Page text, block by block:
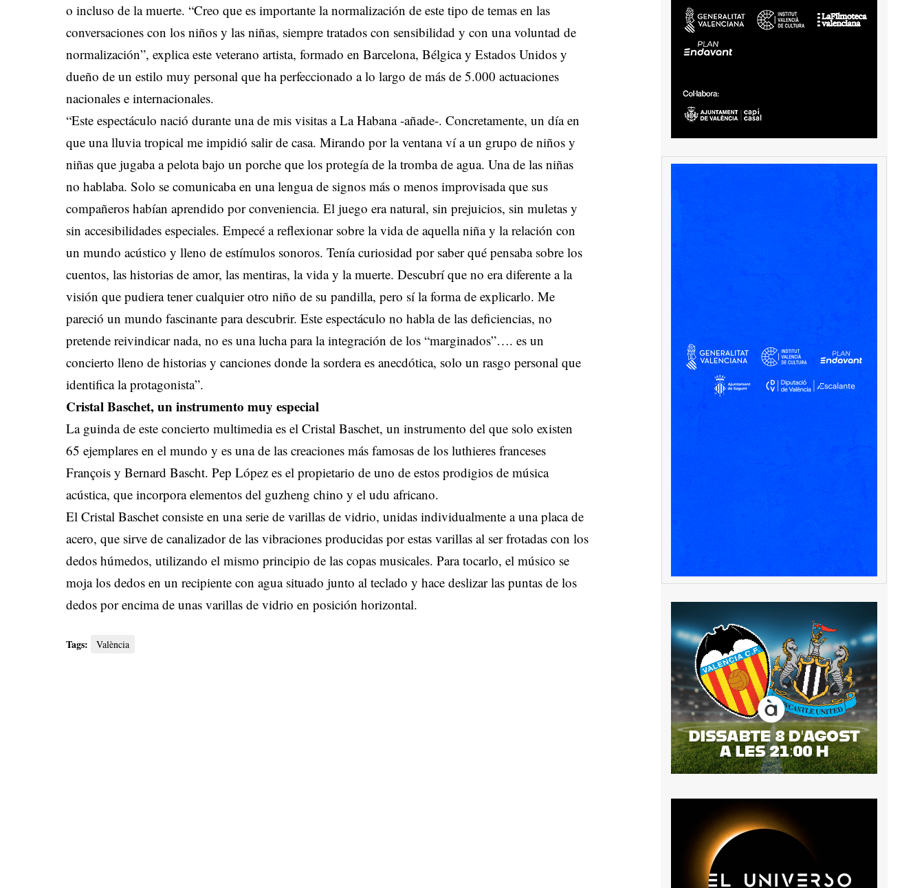
o incluso de la muerte. “Creo que es importante la normalización de este tipo de temas en las
conversaciones con los niños y las niñas, siempre tratados con sensibilidad y con una voluntad de
normalización”, explica este veterano artista, formado en Barcelona, Bélgica y Estados Unidos y
dueño de un estilo muy personal que ha perfeccionado a lo largo de más de 5.000 actuaciones
nacionales e internacionales.
“Este espectáculo nació durante una de mis visitas a La Habana -añade-. Concretamente, un día en
que una lluvia tropical me impidió salir de casa. Mirando por la ventana ví a un grupo de niños y
niñas que jugaba a pelota bajo un porche que los protegía de la tromba de agua. Una de las niñas
no hablaba. Solo se comunicaba en una lengua de signos más o menos improvisada que sus
compañeros habían aprendido por conveniencia. El juego era natural, sin prejuicios, sin muletas y
sin accesibilidades especiales. Empecé a reflexionar sobre la vida de aquella niña y la relación con
un mundo acústico y lleno de estímulos sonoros. Tenía curiosidad por saber qué pensaba sobre los
cuentos, las historias de amor, las mentiras, la vida y la muerte. Descubrí que no era diferente a la
visión que pudiera tener cualquier otro niño de su pandilla, pero sí la forma de explicarlo. Me
pareció un mundo fascinante para descubrir. Este espectáculo no habla de las deficiencias, no
pretende reivindicar nada, no es una lucha para la integración de los “marginados”…. es un
concierto lleno de historias y canciones donde la sordera es anecdótica, solo un rasgo personal que
identifica la protagonista”.
Cristal Baschet, un instrumento muy especial
La guinda de este concierto multimedia es el Cristal Baschet, un instrumento del que solo existen
65 ejemplares en el mundo y es una de las creaciones más famosas de los luthieres franceses
François y Bernard Bascht. Pep López es el propietario de uno de estos prodigios de música
acústica, que incorpora elementos del guzheng chino y el udu africano.
El Cristal Baschet consiste en una serie de varillas de vidrio, unidas individualmente a una placa de
acero, que sirve de canalizador de las vibraciones producidas por estas varillas al ser frotadas con los
dedos húmedos, utilizando el mismo principio de las copas musicales. Para tocarlo, el músico se
moja los dedos en un recipiente con agua situado junto al teclado y hace deslizar las puntas de los
dedos por encima de unas varillas de vidrio en posición horizontal.
Tags: València